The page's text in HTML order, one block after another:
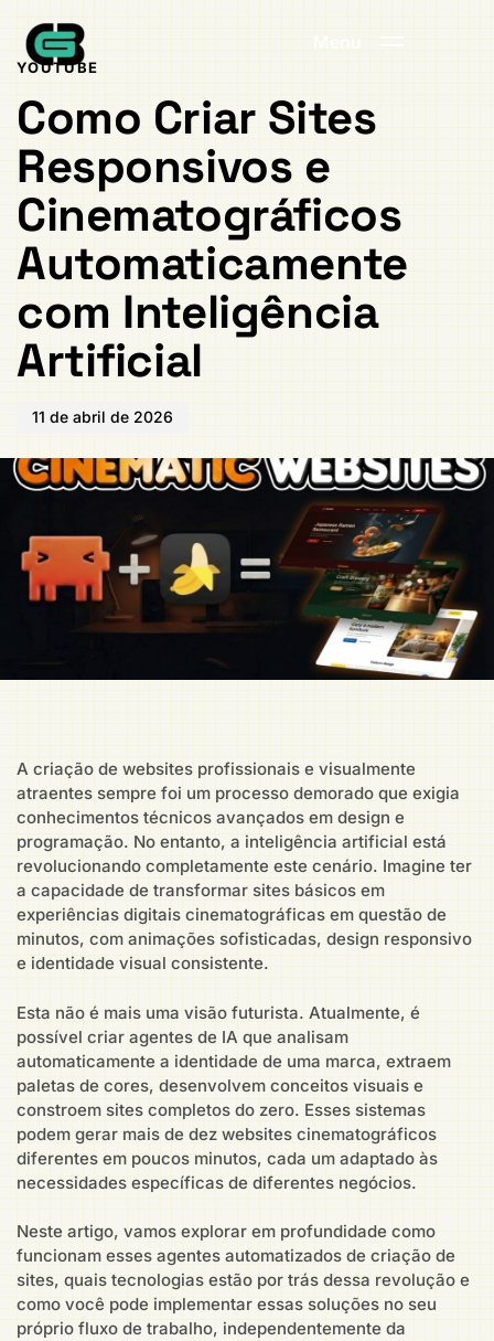
Menu
EM:
YOUTUBE
Como Criar Sites
Responsivos e
Cinematográficos
Automaticamente
com Inteligência
Artificial
em:
11 de abril de 2026
A criação de websites profissionais e visualmente
atraentes sempre foi um processo demorado que exigia
conhecimentos técnicos avançados em design e
programação. No entanto, a inteligência artificial está
revolucionando completamente este cenário. Imagine ter
a capacidade de transformar sites básicos em
experiências digitais cinematográficas em questão de
minutos, com animações sofisticadas, design responsivo
e identidade visual consistente.
Esta não é mais uma visão futurista. Atualmente, é
possível criar agentes de IA que analisam
automaticamente a identidade de uma marca, extraem
paletas de cores, desenvolvem conceitos visuais e
constroem sites completos do zero. Esses sistemas
podem gerar mais de dez websites cinematográficos
diferentes em poucos minutos, cada um adaptado às
necessidades específicas de diferentes negócios.
Neste artigo, vamos explorar em profundidade como
funcionam esses agentes automatizados de criação de
sites, quais tecnologias estão por trás dessa revolução e
como você pode implementar essas soluções no seu
próprio fluxo de trabalho, independentemente da